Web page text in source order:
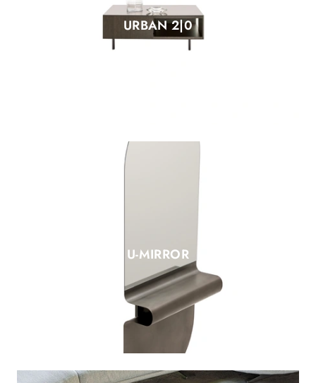
URBAN 2|0
U-MIRROR